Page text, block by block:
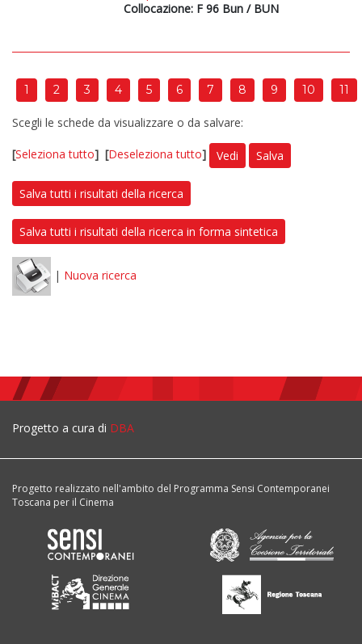
Collocazione: F 96 Bun / BUN
1 2 3 4 5 6 7 8 9 10 11
Scegli le schede da visualizzare o da salvare:
[Seleziona tutto] [Deseleziona tutto] Vedi Salva
Salva tutti i risultati della ricerca
Salva tutti i risultati della ricerca in forma sintetica
| Nuova ricerca
Progetto a cura di DBA
Progetto realizzato nell'ambito del Programma Sensi Contemporanei
Toscana per il Cinema